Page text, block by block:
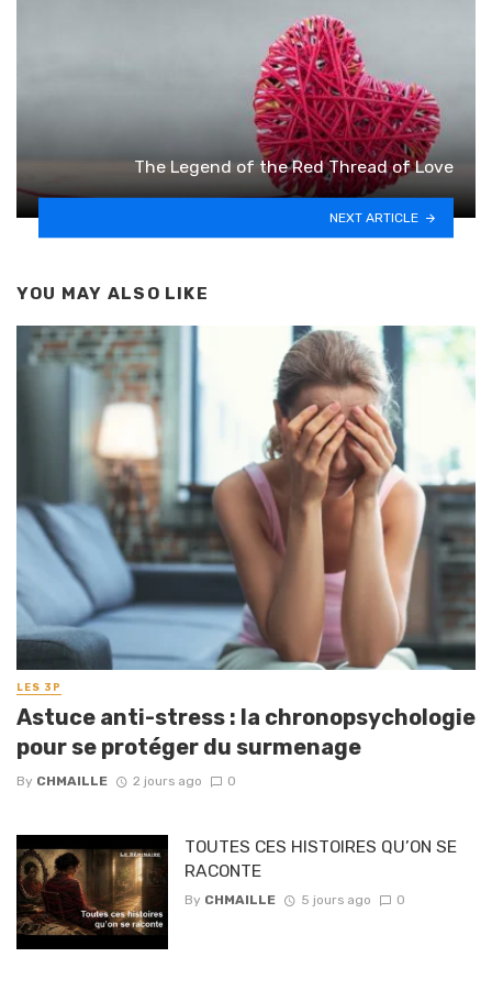
The Legend of the Red Thread of Love
NEXT ARTICLE
YOU MAY ALSO LIKE
LES 3P
Astuce anti-stress : la chronopsychologie
pour se protéger du surmenage
By CHMAILLE 2 jours ago 0
TOUTES CES HISTOIRES QU’ON SE
RACONTE
By CHMAILLE 5 jours ago 0